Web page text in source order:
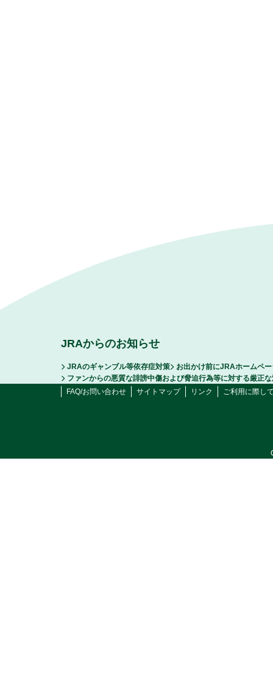
JRAからのお知らせ
JRAのギャンブル等依存症対策
お出かけ前にJRAホームペ
ファンからの悪質な誹謗中傷および脅迫行為等に対する厳正
FAQ/お問い合わせ
サイトマップ リンク ご利用に際し